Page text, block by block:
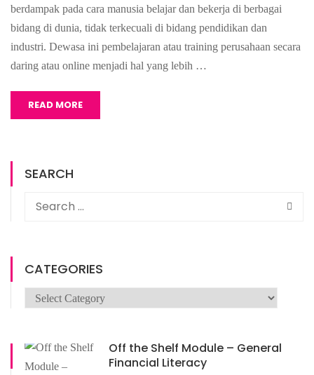
berdampak pada cara manusia belajar dan bekerja di berbagai
bidang di dunia, tidak terkecuali di bidang pendidikan dan
industri. Dewasa ini pembelajaran atau training perusahaan secara
daring atau online menjadi hal yang lebih …
READ MORE
SEARCH
CATEGORIES
Off the Shelf Module – General
Financial Literacy